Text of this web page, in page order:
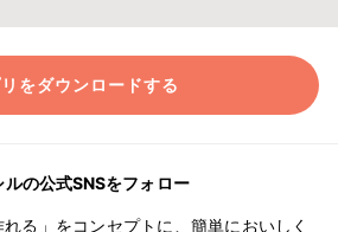
をダウンロードする
ルの公式SNSをフォロー
れる」をコンセプトに、簡単においしく